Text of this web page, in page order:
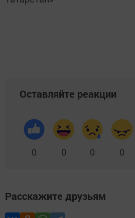
Оставляйте реакции
0 0 0 0
Расскажите друзьям